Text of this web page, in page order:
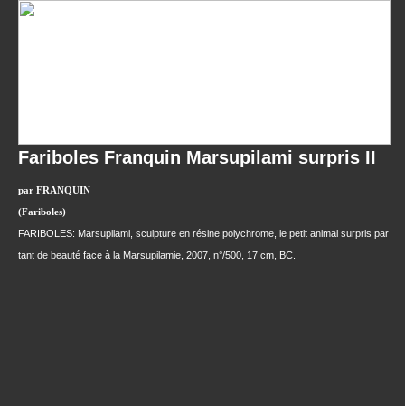
Fariboles Franquin Marsupilami surpris II
par FRANQUIN
(Fariboles)
FARIBOLES: Marsupilami, sculpture en résine polychrome, le petit animal surpris par
tant de beauté face à la Marsupilamie, 2007, n°/500, 17 cm, BC.